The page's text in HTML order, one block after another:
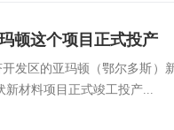
顿这个项目正式投产
发区的亚玛顿（鄂尔多斯）
新材料项目正式竣工投产...